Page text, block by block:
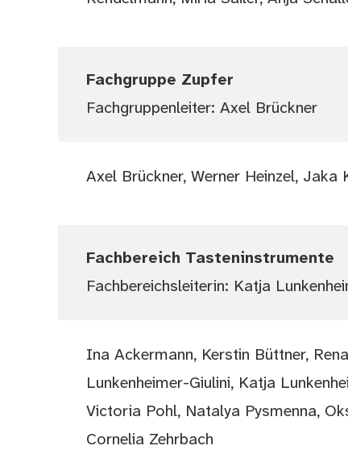
Fachgruppe Zupfer
Fachgruppenleiter: Axel Brückner
Axel Brückner, Werner Heinzel,
Fachbereich Tasteninstrumente
Fachbereichsleiterin: Katja
Ina Ackermann, Kerstin Büttner,
Lunkenheimer-Giulini, Katja
Victoria Pohl, Natalya Pysmenna,
Cornelia Zehrbach